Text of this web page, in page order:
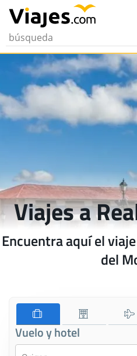
Viajes a
Encuentra aquí el
del
Vuelo y hotel